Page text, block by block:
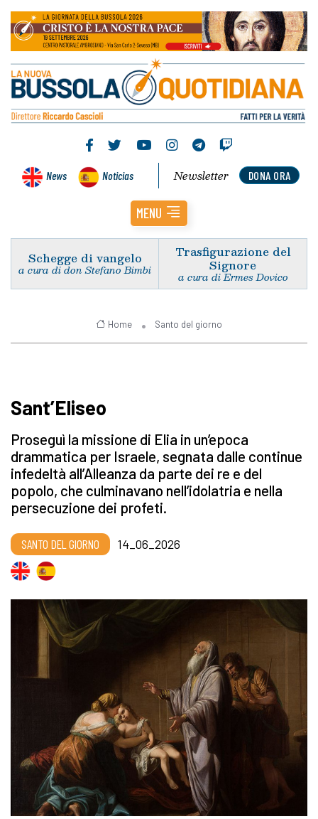
News Noticias DONA ORA
Newsletter
MENU
Schegge di vangelo
a cura di don Stefano Bimbi
Trasfigurazione del
Signore
a cura di Ermes Dovico
Home Santo del giorno
Sant’Eliseo
Proseguì la missione di Elia in un’epoca
drammatica per Israele, segnata dalle continue
infedeltà all’Alleanza da parte dei re e del
popolo, che culminavano nell’idolatria e nella
persecuzione dei profeti.
SANTO DEL GIORNO 14_06_2026